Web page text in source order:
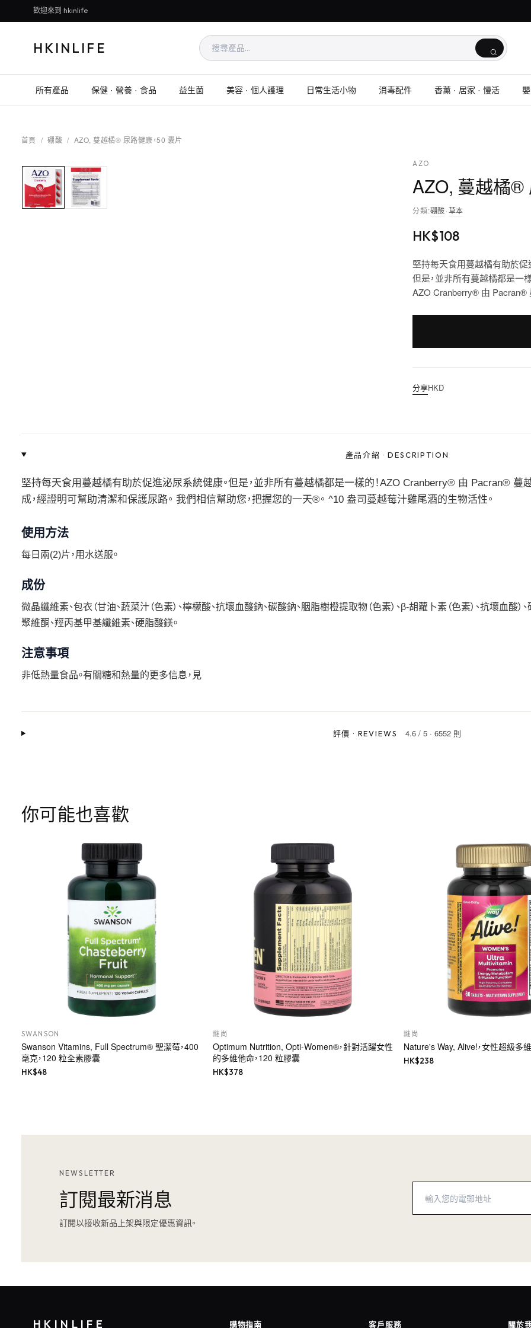
歡迎來到 hkinlife
HKINLIFE
所有產品 保健 · 營養 · 食品 益生菌 美容 · 個人護理 日常生活小物 消毒配件 香薰 · 居家 · 慢活
首頁 / 硼酸 / AZO, 蔓越橘® 尿路健康，50 囊片
AZO
AZO, 蔓越橘®
分類:硼酸·草本
HK$108
堅持每天食用蔓越橘有助於促
但是，並非所有蔓越橘都是一樣
AZO Cranberry® 由 Pacran®
分享HKD
產品介紹 ·DESCRIPTION
堅持每天食用蔓越橘有助於促進泌尿系統健康。但是，並非所有蔓越橘都是一樣的！AZO Cranberry® 由 Pacran® 蔓
成，經證明可幫助清潔和保護尿路。 我們相信幫助您，把握您的一天®。 ^10 盎司蔓越莓汁雞尾酒的生物活性。
使用方法
每日兩(2)片，用水送服。
成份
微晶纖維素、包衣（甘油、蔬菜汁（色素）、檸檬酸、抗壞血酸鈉、碳酸鈉、胭脂樹橙提取物（色素）、β-胡蘿卜素（色素）、抗壞血酸）、
聚維酮、羥丙基甲基纖維素、硬脂酸鎂。
注意事項
非低熱量食品。有關糖和熱量的更多信息，見
評價 · REVIEWS 4.6 /5 ·6552 則
你可能也喜歡
SWANSON
Swanson Vitamins, Full Spectrum® 聖潔莓，400
毫克，120 粒全素膠囊
HK$48
謎尚
Optimum Nutrition, Opti-Women®，針對活躍女性
的多維他命，120 粒膠囊
HK$378
謎尚
Nature's Way, Alive!，女性超級多
HK$238
NEWSLETTER
訂閱最新消息
訂閱以接收新品上架與限定優惠資訊。
HKINLIFE 購物指南 客戶服務 關於